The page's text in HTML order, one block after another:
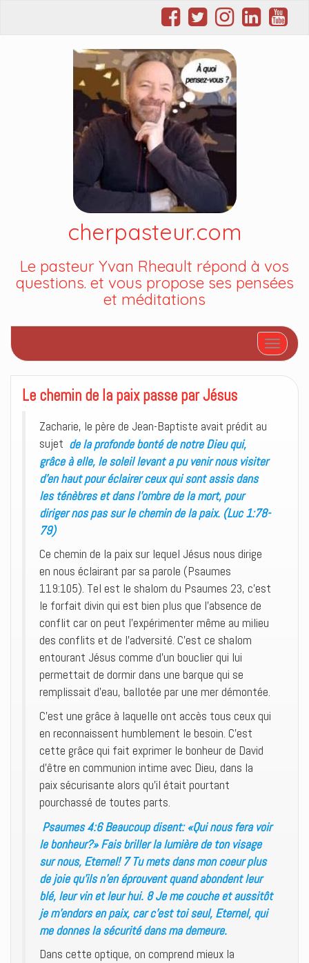
cherpasteur.com
Le pasteur Yvan Rheault répond à vos
questions. et vous propose ses pensées
et méditations
Afficher/
Le chemin de la paix passe par Jésus
Zacharie, le père de Jean-Baptiste avait prédit au
sujet de la profonde bonté de notre Dieu qui,
grâce à elle, le soleil levant a pu venir nous visiter
d’en haut pour éclairer ceux qui sont assis dans
les ténèbres et dans l’ombre de la mort, pour
diriger nos pas sur le chemin de la paix. (Luc 1:78-
79)
Ce chemin de la paix sur lequel Jésus nous dirige
en nous éclairant par sa parole (Psaumes
119:105). Tel est le shalom du Psaumes 23, c’est
le forfait divin qui est bien plus que l’absence de
conflit car on peut l’expérimenter même au milieu
des conflits et de l’adversité. C’est ce shalom
entourant Jésus comme d’un bouclier qui lui
permettait de dormir dans une barque qui se
remplissait d’eau, ballotée par une mer démontée.
C’est une grâce à laquelle ont accès tous ceux qui
en reconnaissent humblement le besoin. C’est
cette grâce qui fait exprimer le bonheur de David
d’être en communion intime avec Dieu, dans la
paix sécurisante alors qu’il était pourtant
pourchassé de toutes parts.
Psaumes 4:6 Beaucoup disent: «Qui nous fera voir
le bonheur?» Fais briller la lumière de ton visage
sur nous, Eternel! 7 Tu mets dans mon coeur plus
de joie qu’ils n’en éprouvent quand abondent leur
blé, leur vin et leur hui. 8 Je me couche et aussitôt
je m’endors en paix, car c’est toi seul, Eternel, qui
me donnes la sécurité dans ma demeure.
Dans cette optique, on comprend mieux la